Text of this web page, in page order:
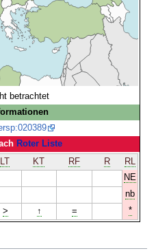
betrachtet
Roter Liste
LT KT RF R
RL
NE
nb
> ↑ = *